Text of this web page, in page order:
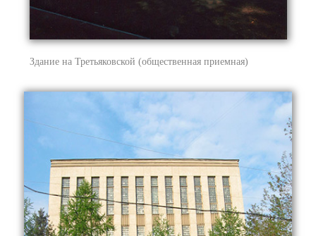
Здание на Третьяковской (общественная приемная)